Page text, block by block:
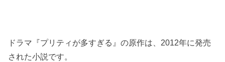
ドラマ『プリティが多すぎる』の原作は、2012年に発売
された小説です。